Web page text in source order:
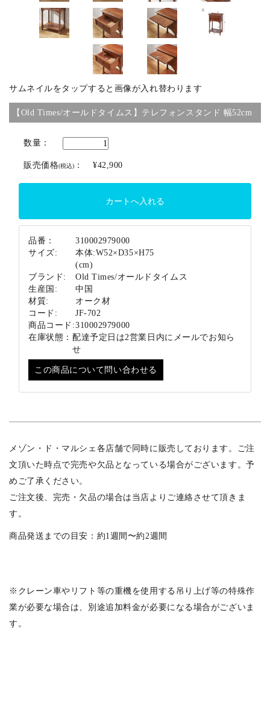
ブランド
サムネイルをタップすると画像が入れ替わります
【Old Times/オールドタイムス】テレフォンスタンド 幅52cm
数量：
販売価格(税込) ： ¥42,900
品番：
310002979000
サイズ:
本体:W52×D35×H75
(cm)
ブランド:
Old Times/オールドタイムス
生産国:
中国
材質:
オーク材
コード:
JF-702
商品コード:310002979000
在庫状態： 配達予定日は2営業日内にメールでお知ら
せ
この商品について問い合わせる
メゾン・ド・マルシェ各店舗で同時に販売しております。ご注
文頂いた時点で完売や欠品となっている場合がございます。予
めご了承ください。
ご注文後、完売・欠品の場合は当店よりご連絡させて頂きま
す。
商品発送までの目安：約1週間〜約2週間
※クレーン車やリフト等の重機を使用する吊り上げ等の特殊作
業が必要な場合は、別途追加料金が必要になる場合がございま
す。